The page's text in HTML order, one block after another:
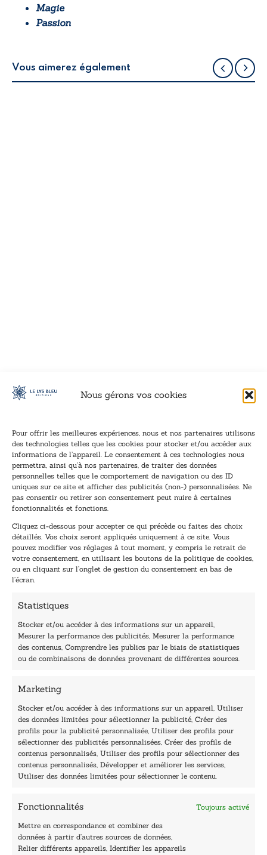
Nous gérons vos cookies
Pour offrir les meilleures expériences, nous et nos partenaires utilisons
des technologies telles que les cookies pour stocker et/ou accéder aux
informations de l’appareil. Le consentement à ces technologies nous
permettra, ainsi qu’à nos partenaires, de traiter des données
personnelles telles que le comportement de navigation ou des ID
uniques sur ce site et afficher des publicités (non-) personnalisées. Ne
pas consentir ou retirer son consentement peut nuire à certaines
fonctionnalités et fonctions.
Cliquez ci-dessous pour accepter ce qui précède ou faites des choix
détaillés. Vos choix seront appliqués uniquement à ce site. Vous
pouvez modifier vos réglages à tout moment, y compris le retrait de
votre consentement, en utilisant les boutons de la politique de cookies,
ou en cliquant sur l’onglet de gestion du consentement en bas de
l’écran.
Statistiques
Stocker et/ou accéder à des informations sur un appareil,
Mesurer la performance des publicités, Mesurer la performance
des contenus, Comprendre les publics par le biais de statistiques
ou de combinaisons de données provenant de différentes sources.
Marketing
Stocker et/ou accéder à des informations sur un appareil, Utiliser
des données limitées pour sélectionner la publicité, Créer des
profils pour la publicité personnalisée, Utiliser des profils pour
sélectionner des publicités personnalisées, Créer des profils de
contenus personnalisés, Utiliser des profils pour sélectionner des
contenus personnalisés, Développer et améliorer les services,
Utiliser des données limitées pour sélectionner le contenu.
Fonctionnalités Toujours activé
Mettre en correspondance et combiner des
données à partir d’autres sources de données,
Relier différents appareils, Identifier les appareils
Magie
Passion
Vous aimerez également
Inscription à la newsletter
Inscrivez-vous à notre newsletter et recevez nos
dernières nouvelles.
m
a
i
l
E
i
l
E
-
E
m
a
i
l
*
TENEZ-MOI AU COURANT !
40, rue du Louvre 75001 Paris
Horaires du standard
De mardi à vendredi :
9h - 12h et 13h30 - 16h30
Lundi, samedi et dimanche : fermé
Navigation
Accueil
Les Plumes du Lys Bleu
Prix sciences humaines et sociales
Nos collections
Nos auteurs